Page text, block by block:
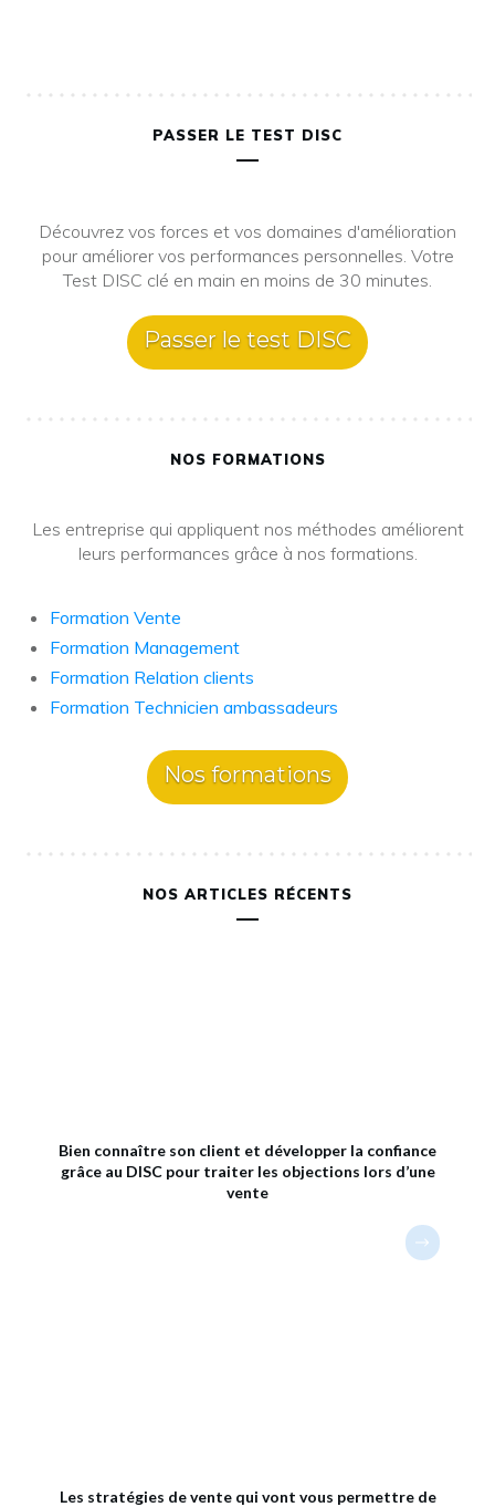
PASSER LE TEST DISC
Découvrez vos forces et vos domaines d'amélioration
pour améliorer vos performances personnelles. Votre
Test DISC clé en main en moins de 30 minutes.
Passer le test DISC
NOS FORMATIONS
Les entreprise qui appliquent nos méthodes améliorent
leurs performances grâce à nos formations.
Formation Vente
Formation Management
Formation Relation clients
Formation Technicien ambassadeurs
Nos formations
NOS ARTICLES RÉCENTS
Bien connaître son client et développer la confiance
grâce au DISC pour traiter les objections lors d’une
vente
Les stratégies de vente qui vont vous permettre de